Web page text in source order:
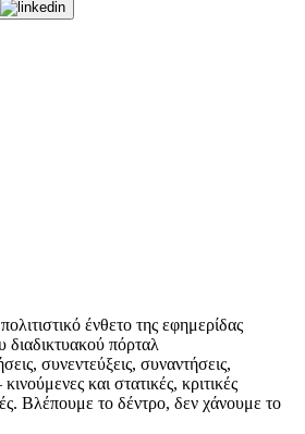
ένθετο της εφημερίδας
πόρταλ
συνεντεύξεις, συναντήσεις,
και στατικές, κριτικές
Βλέπουμε το δέντρο, δεν χάνουμε το